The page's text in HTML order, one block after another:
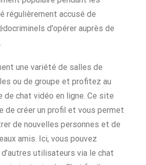
régulièrement accusé de
d'opérer auprès de
une variété de salles de
ou de groupe et profitez au
de chat vidéo en ligne. Ce site
de créer un profil et vous permet
de nouvelles personnes et de
amis. Ici, vous pouvez
utilisateurs via le chat